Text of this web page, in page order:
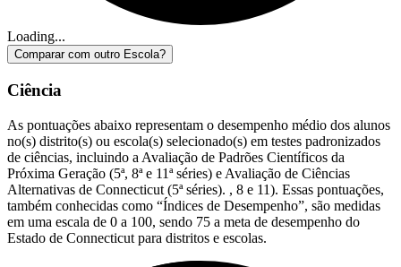
Loading...
Comparar com outro Escola?
Ciência
As pontuações abaixo representam o desempenho médio dos alunos
no(s) distrito(s) ou escola(s) selecionado(s) em testes padronizados
de ciências, incluindo a Avaliação de Padrões Científicos da
Próxima Geração (5ª, 8ª e 11ª séries) e Avaliação de Ciências
Alternativas de Connecticut (5ª séries). , 8 e 11). Essas pontuações,
também conhecidas como “Índices de Desempenho”, são medidas
em uma escala de 0 a 100, sendo 75 a meta de desempenho do
Estado de Connecticut para distritos e escolas.